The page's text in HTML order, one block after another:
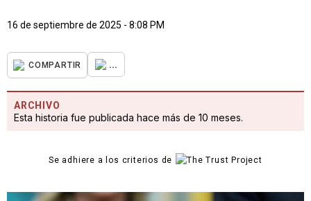
16 de septiembre de 2025 - 8:08 PM
COMPARTIR ...
ARCHIVO
Esta historia fue publicada hace más de 10 meses.
Se adhiere a los criterios de